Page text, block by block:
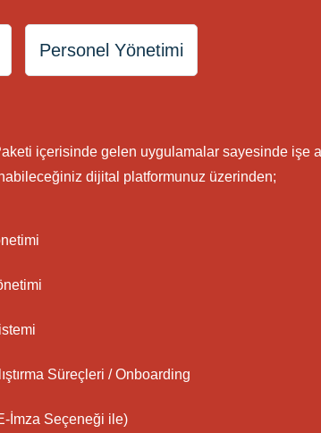
Personel Yönetimi
içerisinde gelen uygulamalar sayesinde işe
dijital platformunuz üzerinden;
Süreçleri / Onboarding
İmza Seçeneği ile)